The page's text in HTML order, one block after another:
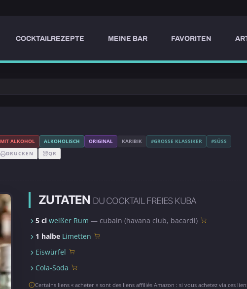
COCKTAILREZEPTE MEINE BAR FAVORITEN
MIT ALKOHOL ALKOHOLISCH ORIGINAL KARIBIK #GROSSE KLASSIKER
#SÜSS
DRUCKEN
QR
ZUTATEN DU COCKTAIL FREIES KUBA
5 clweißer Rum — cubain (havana club, bacardi)
1 halbe Limetten
Eiswürfel
Cola-Soda
Certains liens « acheter » sont des liens affiliés Amazon : si vous achetez via ces